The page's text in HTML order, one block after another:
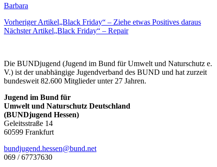
Barbara
Vorheriger Artikel„Black Friday“ – Ziehe etwas Positives daraus
Nächster Artikel„Black Friday“ – Repair
Die BUNDjugend (Jugend im Bund für Umwelt und Naturschutz e.
V.) ist der unabhängige Jugendverband des BUND und hat zurzeit
bundesweit 82.600 Mitglieder unter 27 Jahren.
Jugend im Bund für
Umwelt und Naturschutz Deutschland
(BUNDjugend Hessen)
Geleitsstraße 14
60599 Frankfurt
bundjugend.hessen@bund.net
069 / 67737630